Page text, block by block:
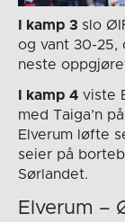
I kamp 3 slo
og vant 30-25,
neste
I kamp 4viste
med Taiga’n
Elverum løfte
seier på
Sørlandet.
Elverum –